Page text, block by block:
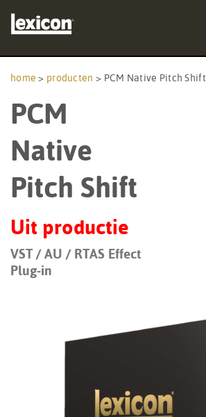
waar te kopen
training
ondersteuning
home > producten > PCM Native Pitch Shift
PCM
Native
Pitch Shift
Uit productie
VST / AU / RTAS Effect
Plug-in